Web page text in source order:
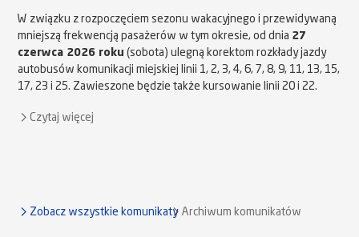
W związku z rozpoczęciem sezonu wakacyjnego i przewidywaną
mniejszą frekwencją pasażerów w tym okresie, od dnia 27
czerwca 2026 roku (sobota) ulegną korektom rozkłady jazdy
autobusów komunikacji miejskiej linii 1, 2, 3, 4, 6, 7, 8, 9, 11, 13, 15,
17, 23 i 25. Zawieszone będzie także kursowanie linii 20 i 22.
Czytaj więcej
Zobacz wszystkie komunikaty Archiwum komunikatów